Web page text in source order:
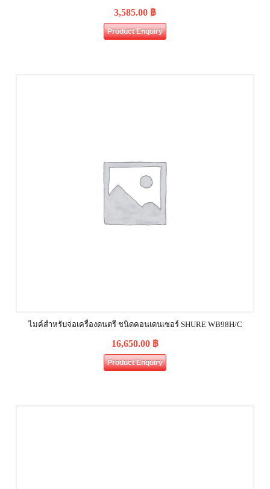
3,585.00 ฿
Product Enquiry
ไมค์สำหรับจ่อเครื่องดนตรี ชนิดคอนเดนเซอร์ SHURE WB98H/C
16,650.00 ฿
Product Enquiry